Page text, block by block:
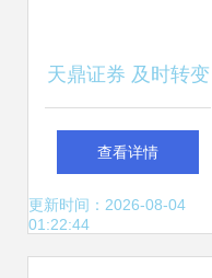
天鼎证券 及时转变
思路，利用与牛共
舞App软件指标把
查看详情
更新时间：2026-08-04
01:22:44